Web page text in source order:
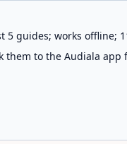
guides; works offline;
them to the Audiala